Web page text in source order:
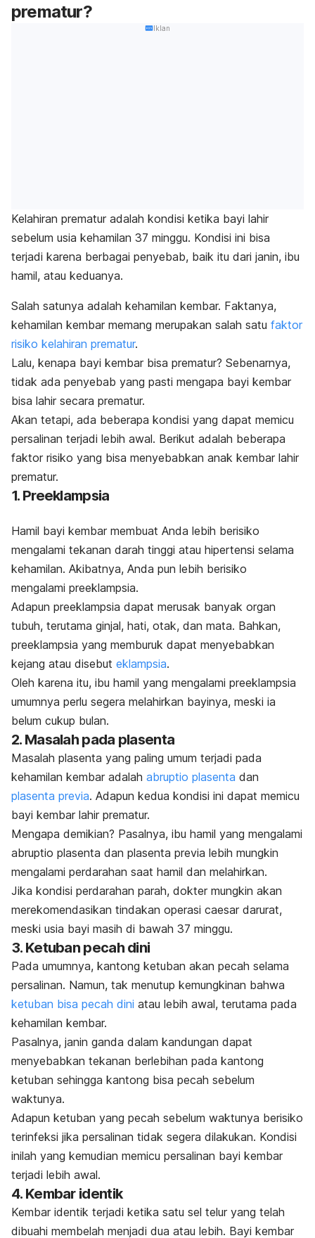
prematur?
Iklan
Kelahiran prematur adalah kondisi ketika bayi lahir
sebelum usia kehamilan 37 minggu. Kondisi ini bisa
terjadi karena berbagai penyebab, baik itu dari janin, ibu
hamil, atau keduanya.
Salah satunya adalah kehamilan kembar. Faktanya,
kehamilan kembar memang merupakan salah satu faktor
risiko kelahiran prematur.
Lalu, kenapa bayi kembar bisa prematur? Sebenarnya,
tidak ada penyebab yang pasti mengapa bayi kembar
bisa lahir secara prematur.
Akan tetapi, ada beberapa kondisi yang dapat memicu
persalinan terjadi lebih awal. Berikut adalah beberapa
faktor risiko yang bisa menyebabkan anak kembar lahir
prematur.
1. Preeklampsia
Hamil bayi kembar membuat Anda lebih berisiko
mengalami tekanan darah tinggi atau hipertensi selama
kehamilan. Akibatnya, Anda pun lebih berisiko
mengalami preeklampsia.
Adapun preeklampsia dapat merusak banyak organ
tubuh, terutama ginjal, hati, otak, dan mata. Bahkan,
preeklampsia yang memburuk dapat menyebabkan
kejang atau disebut eklampsia.
Oleh karena itu, ibu hamil yang mengalami preeklampsia
umumnya perlu segera melahirkan bayinya, meski ia
belum cukup bulan.
2. Masalah pada plasenta
Masalah plasenta yang paling umum terjadi pada
kehamilan kembar adalah abruptio plasenta dan
plasenta previa. Adapun kedua kondisi ini dapat memicu
bayi kembar lahir prematur.
Mengapa demikian? Pasalnya, ibu hamil yang mengalami
abruptio plasenta dan plasenta previa lebih mungkin
mengalami perdarahan saat hamil dan melahirkan.
Jika kondisi perdarahan parah, dokter mungkin akan
merekomendasikan tindakan operasi caesar darurat,
meski usia bayi masih di bawah 37 minggu.
3. Ketuban pecah dini
Pada umumnya, kantong ketuban akan pecah selama
persalinan. Namun, tak menutup kemungkinan bahwa
ketuban bisa pecah dini atau lebih awal, terutama pada
kehamilan kembar.
Pasalnya, janin ganda dalam kandungan dapat
menyebabkan tekanan berlebihan pada kantong
ketuban sehingga kantong bisa pecah sebelum
waktunya.
Adapun ketuban yang pecah sebelum waktunya berisiko
terinfeksi jika persalinan tidak segera dilakukan. Kondisi
inilah yang kemudian memicu persalinan bayi kembar
terjadi lebih awal.
4. Kembar identik
Kembar identik terjadi ketika satu sel telur yang telah
dibuahi membelah menjadi dua atau lebih. Bayi kembar